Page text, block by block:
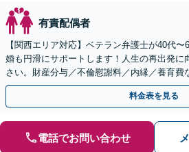
有責配偶者
【関西エリア対応】ベテラン弁護士が40代
婚も円滑にサポートします！人生の再出発に
さい。財産分与／不倫慰謝料／内縁／養育費
可】人生経験も豊富な弁護士があなたの力に
料金表を見る
電話でお問い合わせ